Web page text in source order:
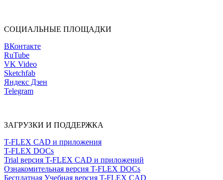
СОЦИАЛЬНЫЕ ПЛОЩАДКИ
ВКонтакте
RuTube
VK Video
Sketchfab
Яндекс Дзен
Telegram
ЗАГРУЗКИ И ПОДДЕРЖКА
T-FLEX CAD и приложения
T-FLEX DOCs
Trial версия T-FLEX CAD и приложений
Ознакомительная версия T-FLEX DOCs
Бесплатная Учебная версия T-FLEX CAD